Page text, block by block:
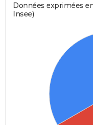
Données exprimées
Insee)